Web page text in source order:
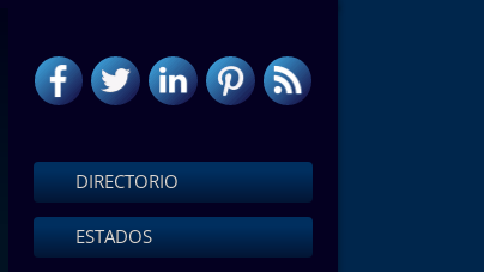
DIRECTORIO
ESTADOS